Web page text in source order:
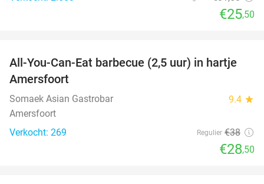
€25,50
25%
All-You-Can-Eat barbecue (2,5 uur) in hartje
Amersfoort
Somaek Asian Gastrobar 9.4 star
Amersfoort
Verkocht: 269
Regulier €38
€28,50